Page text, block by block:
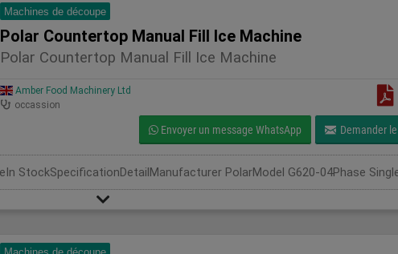
Machines de découpe
Polar Countertop Manual Fill Ice Machine
Polar Countertop Manual Fill Ice Machine
Amber Food Machinery Ltd
occassion
Envoyer un message WhatsApp Demander